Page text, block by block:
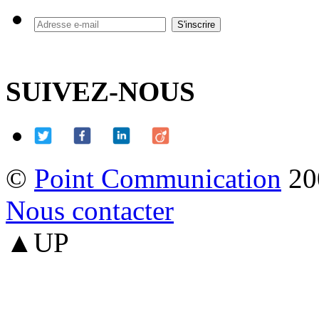
SUIVEZ-NOUS
© Point Communication
Nous contacter
▲UP